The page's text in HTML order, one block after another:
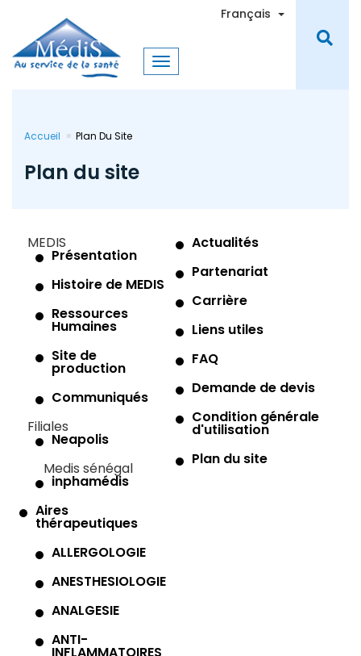
contenu
principal
Français Toggle
Accueil Plan Du Site
Plan du site
MEDIS
Présentation
Histoire de MEDIS
Ressources
Humaines
Site de
production
Communiqués
Filiales
Neapolis
Medis sénégal
inphamédis
Aires
thérapeutiques
ALLERGOLOGIE
ANESTHESIOLOGIE
ANALGESIE
ANTI-
INFLAMMATOIRES
Actualités
Partenariat
Carrière
Liens utiles
FAQ
Demande de devis
Condition générale
d'utilisation
Plan du site